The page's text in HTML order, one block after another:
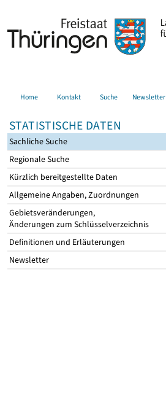
Home Kontakt Suche Newsletter
STATISTISCHE DATEN
Sachliche Suche
Regionale Suche
Kürzlich bereitgestellte Daten
Allgemeine Angaben, Zuordnungen
Gebietsveränderungen,
Änderungen zum Schlüsselverzeichnis
Definitionen und Erläuterungen
Newsletter